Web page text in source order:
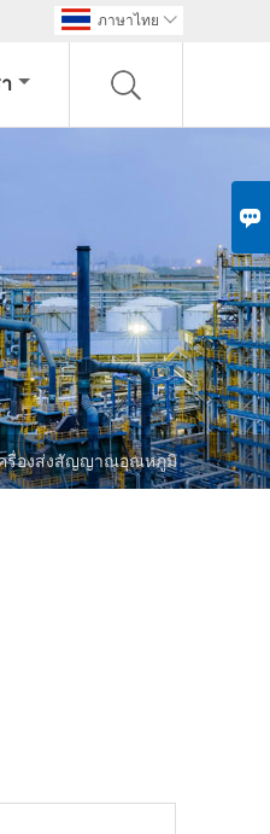

ภาษาไทย 
รื่องส่งสัญญาณอุณหภูมิ